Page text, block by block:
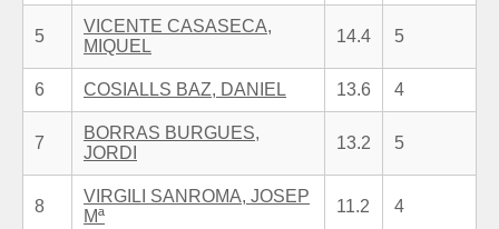
5
VICENTE CASASECA,
MIQUEL
14.4 5
6 COSIALLS BAZ, DANIEL 13.6 4
7
BORRAS BURGUES,
JORDI
13.2 5
8
VIRGILI SANROMA, JOSEP
Mª
11.2 4